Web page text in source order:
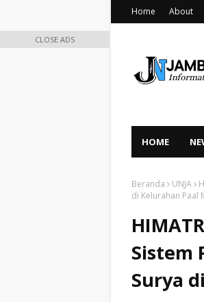
Home About
HOME
Beranda UNJA
di Kelurahan Paal
Sistem
Surya
CLOSE ADS